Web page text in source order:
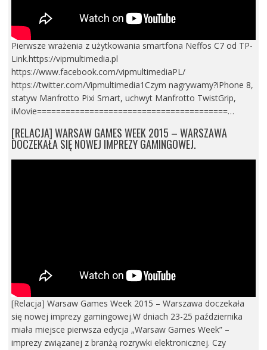
Pierwsze wrażenia z użytkowania smartfona Neffos C7 od TP-
Link.https://vipmultimedia.pl
https://www.facebook.com/vipmultimediaPL/
https://twitter.com/Vipmultimedia1Czym nagrywamy?iPhone 8,
statyw Manfrotto Pixi Smart, uchwyt Manfrotto TwistGrip,
iMovie========================================…
[RELACJA] WARSAW GAMES WEEK 2015 – WARSZAWA
DOCZEKAŁA SIĘ NOWEJ IMPREZY GAMINGOWEJ.
[Relacja] Warsaw Games Week 2015 – Warszawa doczekała
się nowej imprezy gamingowej.W dniach 23-25 października
miała miejsce pierwsza edycja „Warsaw Games Week” –
imprezy związanej z branżą rozrywki elektronicznej. Czy